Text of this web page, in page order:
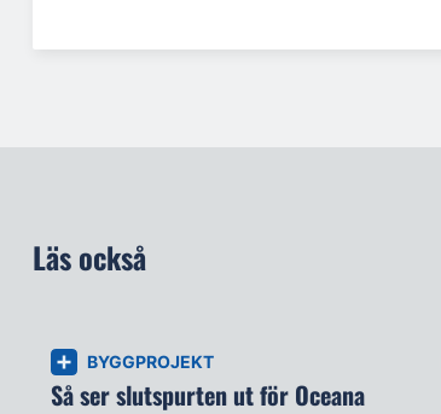
Läs också
BYGGPROJEKT
Så ser slutspurten ut för Oceana